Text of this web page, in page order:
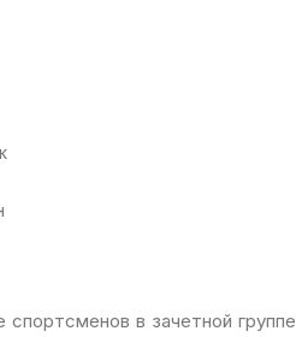
в зачетной группе